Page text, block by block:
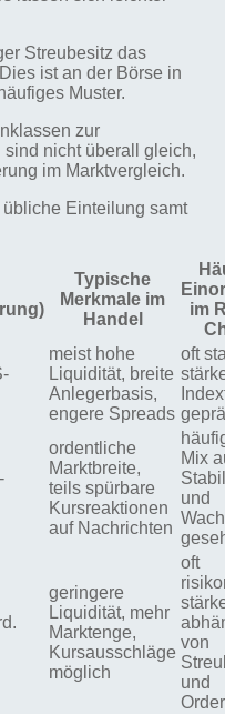
Streubesitz das
ist an der Börse in
Muster.
zur
nicht überall gleich,
im Marktvergleich.
Einteilung samt
Typische
Merkmale im
Handel
im
meist hohe
Liquidität, breite
Anlegerbasis,
engere Spreads
oft
ordentliche
Marktbreite,
teils spürbare
Kursreaktionen
auf Nachrichten
Mix
und
geringere
Liquidität, mehr
Marktenge,
Kursausschläge
möglich
oft
von
und